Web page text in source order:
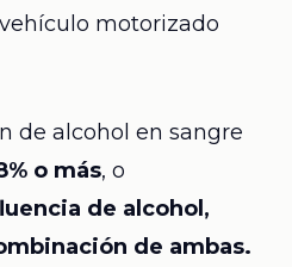
motorizado
de alcohol en sangre
o más, o
de alcohol,
de ambas.